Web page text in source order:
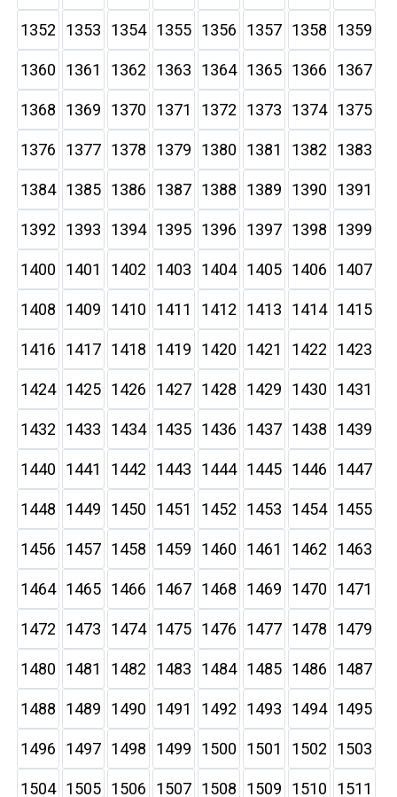
1352 1353 1354 1355 1356 1357 1358 1359
1360 1361 1362 1363 1364 1365 1366 1367
1368 1369 1370 1371 1372 1373 1374 1375
1376 1377 1378 1379 1380 1381 1382 1383
1384 1385 1386 1387 1388 1389 1390 1391
1392 1393 1394 1395 1396 1397 1398 1399
1400 1401 1402 1403 1404 1405 1406 1407
1408 1409 1410 1411 1412 1413 1414 1415
1416 1417 1418 1419 1420 1421 1422 1423
1424 1425 1426 1427 1428 1429 1430 1431
1432 1433 1434 1435 1436 1437 1438 1439
1440 1441 1442 1443 1444 1445 1446 1447
1448 1449 1450 1451 1452 1453 1454 1455
1456 1457 1458 1459 1460 1461 1462 1463
1464 1465 1466 1467 1468 1469 1470 1471
1472 1473 1474 1475 1476 1477 1478 1479
1480 1481 1482 1483 1484 1485 1486 1487
1488 1489 1490 1491 1492 1493 1494 1495
1496 1497 1498 1499 1500 1501 1502 1503
1504 1505 1506 1507 1508 1509 1510 1511